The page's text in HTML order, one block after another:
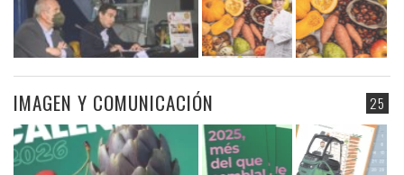
25
IMAGEN Y COMUNICACIÓN